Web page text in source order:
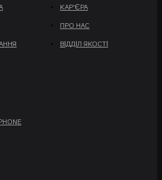
КАР'ЄРА
ПРО НАС
ВІДДІЛ ЯКОСТІ